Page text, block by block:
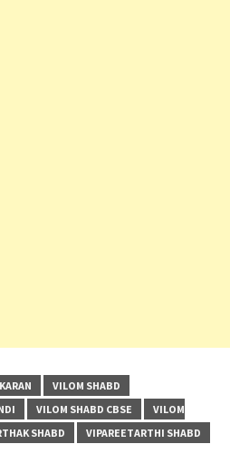
VILOM SHABD
VILOM SHABD CBSE
VILOM
SHABD VIPAREETARTHI SHABD